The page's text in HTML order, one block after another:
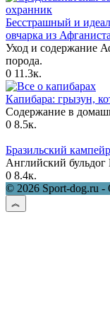
Бесстрашный и
овчарка из
Уход и содержание
порода.
0 11.3к.
Капибара: грызун,
Содержание в
0 8.5к.
Бразильский
Английский бульдог
0 8.4к.
© 2026 Sport-dog.ru